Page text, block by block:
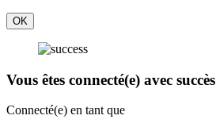
OK
Vous êtes connecté(e) avec succès
Connecté(e) en tant que